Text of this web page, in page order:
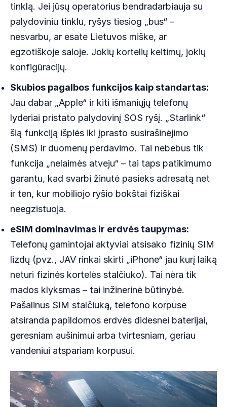
tinklą. Jei jūsų operatorius bendradarbiauja su
palydoviniu tinklu, ryšys tiesiog „bus“ –
nesvarbu, ar esate Lietuvos miške, ar
egzotiškoje saloje. Jokių kortelių keitimų, jokių
konfigūracijų.
Skubios pagalbos funkcijos kaip standartas:
Jau dabar „Apple“ ir kiti išmaniųjų telefonų
lyderiai pristato palydovinį SOS ryšį. „Starlink“
šią funkciją išplės iki įprasto susirašinėjimo
(SMS) ir duomenų perdavimo. Tai nebebus tik
funkcija „nelaimės atveju“ – tai taps patikimumo
garantu, kad svarbi žinutė pasieks adresatą net
ir ten, kur mobiliojo ryšio bokštai fiziškai
neegzistuoja.
eSIM dominavimas ir erdvės taupymas:
Telefonų gamintojai aktyviai atsisako fizinių SIM
lizdų (pvz., JAV rinkai skirti „iPhone“ jau kurį laiką
neturi fizinės kortelės stalčiuko). Tai nėra tik
mados klyksmas – tai inžinerinė būtinybė.
Pašalinus SIM stalčiuką, telefono korpuse
atsiranda papildomos erdvės didesnei baterijai,
geresniam aušinimui arba tvirtesniam, geriau
vandeniui atspariam korpusui.